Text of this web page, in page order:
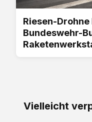
Riesen-
Bundeswehr-
Vielleicht